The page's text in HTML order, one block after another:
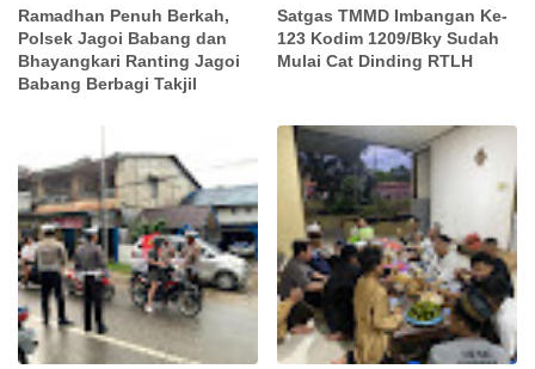
Ramadhan Penuh Berkah,
Polsek Jagoi Babang dan
Bhayangkari Ranting Jagoi
Babang Berbagi Takjil
Satgas TMMD Imbangan Ke-
123 Kodim 1209/Bky Sudah
Mulai Cat Dinding RTLH